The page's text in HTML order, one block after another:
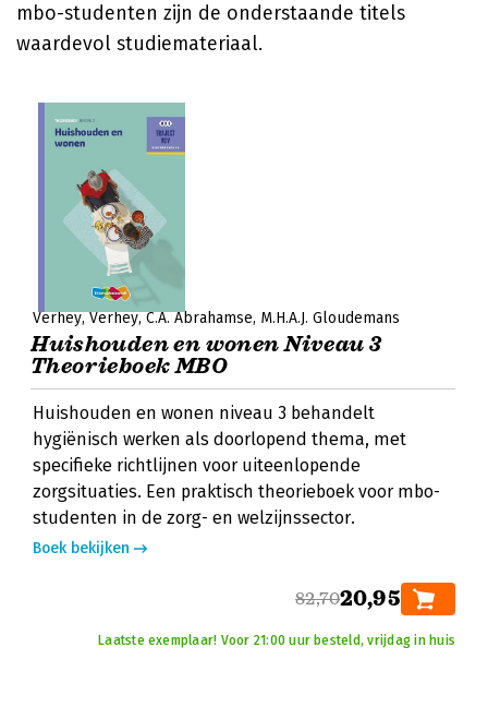
mbo-studenten zijn de onderstaande titels
waardevol studiemateriaal.
Verhey Verhey C.A. Abrahamse M.H.A.J. Gloudemans
Huishouden en wonen Niveau 3
Theorieboek MBO
Huishouden en wonen niveau 3 behandelt
hygiënisch werken als doorlopend thema, met
specifieke richtlijnen voor uiteenlopende
zorgsituaties. Een praktisch theorieboek voor mbo-
studenten in de zorg- en welzijnssector.
Boek bekijken
82,7020,95
Laatste exemplaar! Voor 21:00 uur besteld, vrijdag in huis